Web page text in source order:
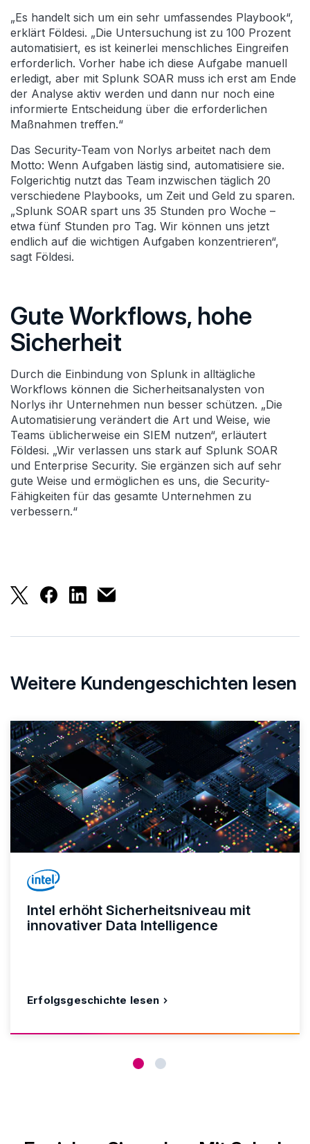
„Es handelt sich um ein sehr umfassendes Playbook“,
erklärt Földesi. „Die Untersuchung ist zu 100 Prozent
automatisiert, es ist keinerlei menschliches Eingreifen
erforderlich. Vorher habe ich diese Aufgabe manuell
erledigt, aber mit Splunk SOAR muss ich erst am Ende
der Analyse aktiv werden und dann nur noch eine
informierte Entscheidung über die erforderlichen
Maßnahmen treffen.“
Das Security-Team von Norlys arbeitet nach dem
Motto: Wenn Aufgaben lästig sind, automatisiere sie.
Folgerichtig nutzt das Team inzwischen täglich 20
verschiedene Playbooks, um Zeit und Geld zu sparen.
„Splunk SOAR spart uns 35 Stunden pro Woche –
etwa fünf Stunden pro Tag. Wir können uns jetzt
endlich auf die wichtigen Aufgaben konzentrieren“,
sagt Földesi.
Gute Workflows, hohe
Sicherheit
Durch die Einbindung von Splunk in alltägliche
Workflows können die Sicherheitsanalysten von
Norlys ihr Unternehmen nun besser schützen. „Die
Automatisierung verändert die Art und Weise, wie
Teams üblicherweise ein SIEM nutzen“, erläutert
Földesi. „Wir verlassen uns stark auf Splunk SOAR
und Enterprise Security. Sie ergänzen sich auf sehr
gute Weise und ermöglichen es uns, die Security-
Fähigkeiten für das gesamte Unternehmen zu
verbessern.“
Dänemarks größtes Versorgungs- und
Dänemarks größtes Versorgungs- und
Dänemarks größtes Versorgungs- und
Dänemarks größtes Versorgungs-
Weitere Kundengeschichten lesen
Intel erhöht Sicherheitsniveau mit
innovativer Data Intelligence
Erfolgsgeschichte lesen